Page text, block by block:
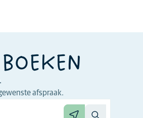
afspraak.